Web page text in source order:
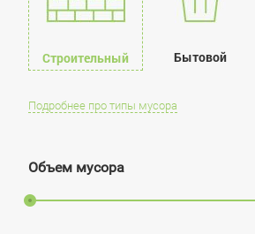
Строительный Бытовой
Подробнее про типы мусора
Объем мусора